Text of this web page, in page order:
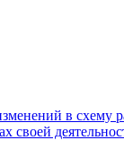
в схему
своей